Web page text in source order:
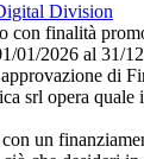
Division
con finalità
01/2026 al 31/
di
srl opera quale
un